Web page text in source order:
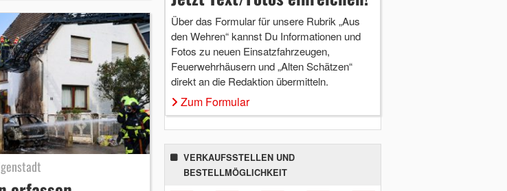
Über das Formular für unsere Rubrik „Aus
den Wehren“ kannst Du Informationen und
Fotos zu neuen Einsatzfahrzeugen,
Feuerwehrhäusern und „Alten Schätzen“
direkt an die Redaktion übermitteln.
Zum Formular
VERKAUFSSTELLEN UND
BESTELLMÖGLICHKEIT